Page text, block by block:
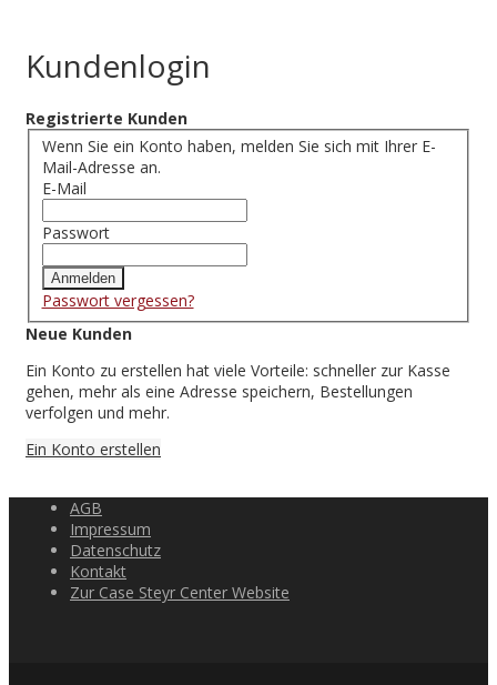
Kundenlogin
Registrierte Kunden
Wenn Sie ein Konto haben, melden Sie sich mit Ihrer E-
Mail-Adresse an.
E-Mail
Passwort
Anmelden
Passwort vergessen?
Neue Kunden
Ein Konto zu erstellen hat viele Vorteile: schneller zur Kasse
gehen, mehr als eine Adresse speichern, Bestellungen
verfolgen und mehr.
Ein Konto erstellen
AGB
Impressum
Datenschutz
Kontakt
Zur Case Steyr Center Website